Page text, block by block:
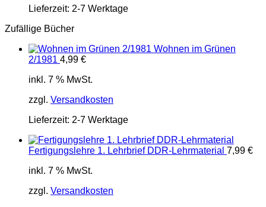
Lieferzeit: 2-7 Werktage
Zufällige Bücher
Wohnen im Grünen
2/1981 4,99 €
inkl. 7 % MwSt.
zzgl. Versandkosten
Lieferzeit: 2-7 Werktage
Fertigungslehre 1. Lehrbrief DDR-Lehrmaterial 7,99 €
inkl. 7 % MwSt.
zzgl. Versandkosten